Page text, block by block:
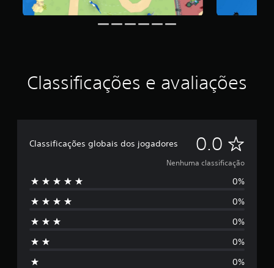
Classificações e avaliações
Classificações globais dos jogadores 0.0 N
e
n
h
m
Nenhuma classificação
0%
0%
0%
0%
0%